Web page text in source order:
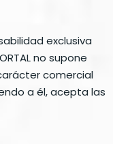
exclusiva
no supone
comercial
a él, acepta las